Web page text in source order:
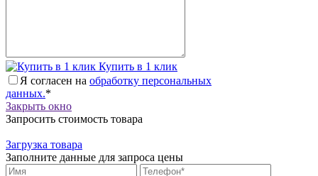
Купить в 1 клик
Я согласен на обработку персональных
данных.*
Закрыть окно
Запросить стоимость товара
Загрузка товара
Заполните данные для запроса цены